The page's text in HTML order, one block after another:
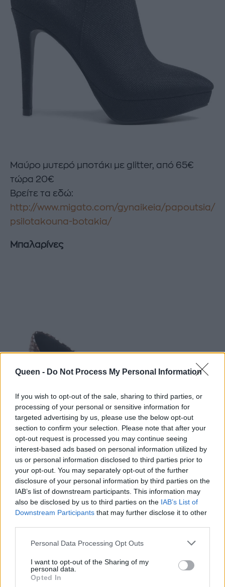
Queen - Do Not Process My Personal Information
If you wish to opt-out of the sale, sharing to third parties, or
processing of your personal or sensitive information for
targeted advertising by us, please use the below opt-out
section to confirm your selection. Please note that after your
opt-out request is processed you may continue seeing
interest-based ads based on personal information utilized by
us or personal information disclosed to third parties prior to
your opt-out. You may separately opt-out of the further
disclosure of your personal information by third parties on the
IAB’s list of downstream participants. This information may
also be disclosed by us to third parties on the IAB’s List of
Downstream Participants that may further disclose it to other
Personal Data Processing Opt Outs
I want to opt-out of the Sharing of my
personal data.
Opted In
Μαύρο μυτερό μποτάκι με glitter, από 65€
τώρα 20€
Βρείτε τα εδώ:
http://www.migato.com/gynaikeia/papoutsia/
psilotakouna-botakia/
Μπαλαρίνες
Μπεζ snakeskin μπαλαρίνα, από 45€ τώρα 15€
Βρείτε τις εδώ:
http://www.migato.com/gynaikeia/papoutsia/
Oxfords